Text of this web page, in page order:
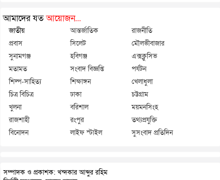
আমাদের যতআয়োজন...
জাতীয় আন্তর্জাতিক
রাজনীতি
প্রবাস
সিলেট
মৌলভীবাজার
সুনামগঞ্জ
হবিগঞ্জ
এক্সক্লুসিভ
মতামত
সংবাদ বিজ্ঞপ্তি
পর্যটন
শিল্প-সাহিত্য
শিক্ষাঙ্গন
খেলাধুলা
চিত্র বিচিত্র
ঢাকা
চট্টগ্রাম
খুলনা
বরিশাল
ময়মনসিংহ
রাজশাহী
রংপুর
তথ্যপ্রযুক্তি
বিনোদন
লাইফ স্টাইল সুসংবাদ প্রতিদিন
সম্পাদক ও প্রকাশক: খন্দকার আব্দুর রহিম